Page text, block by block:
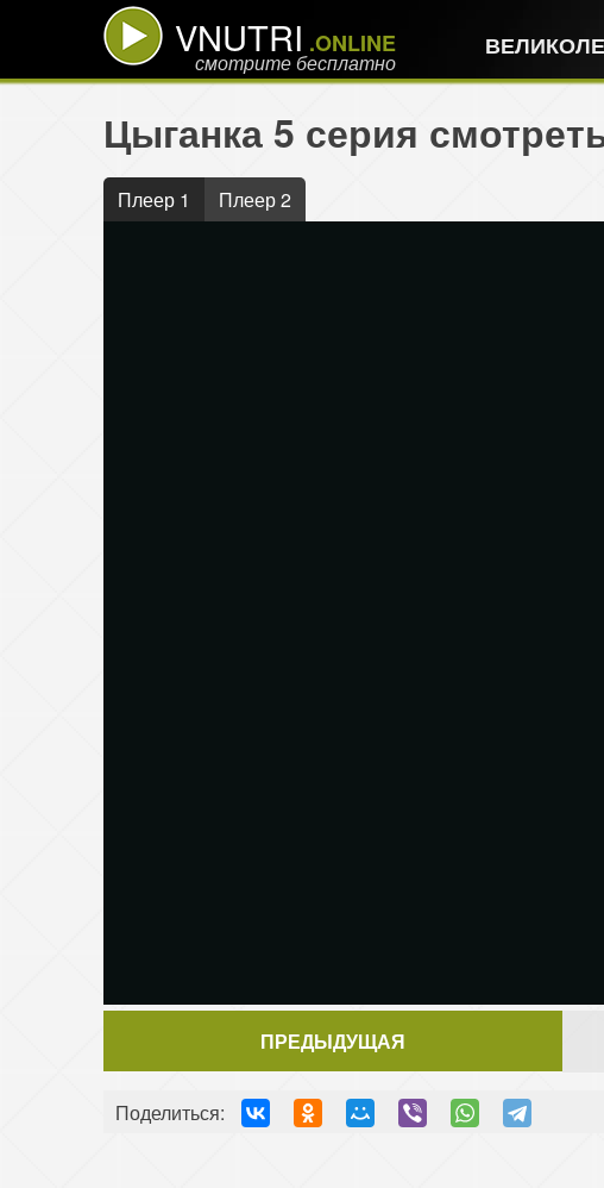
VNUTRI .ONLINE
смотрите бесплатно
Цыганка 5 серия
Плеер 1 Плеер 2
ПРЕДЫДУЩАЯ
Поделиться: